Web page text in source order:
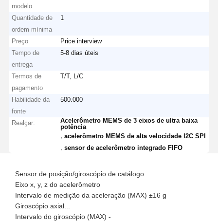
modelo
Quantidade de
ordem mínima
1
Preço
Price interview
Tempo de
entrega
5-8 dias úteis
Termos de
pagamento
T/T, L/C
Habilidade da
fonte
500.000
Realçar:
Acelerômetro MEMS de 3 eixos de ultra baixa
potência
,acelerômetro MEMS de alta velocidade I2C SPI
,sensor de acelerômetro integrado FIFO
Sensor de posição/giroscópio de catálogo
Eixo x, y, z do acelerômetro
Intervalo de medição da aceleração (MAX) ±16 g
Giroscópio axial...
Intervalo do giroscópio (MAX) -